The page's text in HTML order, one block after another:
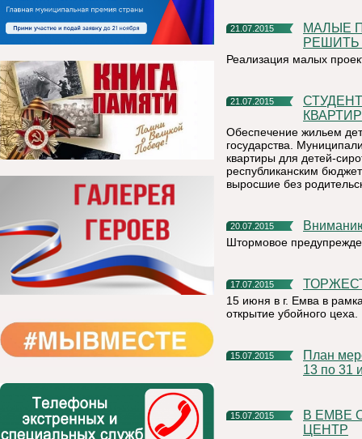
21.07.2015
МАЛЫЕ ПРОЕКТЫ – ПРЕКРАСНАЯ ВОЗМОЖНОСТЬ
РЕШИТЬ
Реализация малых
21.07.2015
СТУДЕНТКА ПОЛУЧИЛА КЛЮЧИ ОТ СОБСТВЕННОЙ
Обеспечение жильем
государства.
квартиры для детей-
республиканским
выросшие без
20.07.2015
Штормовое
17.07.2015
15 июня в г. Емва в
открытие убойного цеха.
15.07.2015
План мероприятий для детей планируемых к проведению с
13 по 31
15.07.2015
В ЕМВЕ ОТКРОЕТСЯ ЕДИНЫЙ РАСЧЕТНО-КАССОВЫЙ
ЦЕНТР